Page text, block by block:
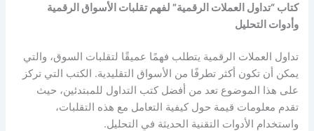
كتاب “تداول العملات الرقمية” لفهم تقلبات الأسواق الرقمية
وأدوات التحليل
تداول العملات الرقمية يتطلب فهمًا عميقًا لتقلبات السوق، والتي
يمكن أن تكون أكثر تطرفًا من الأسواق التقليدية. الكتب التي تركز
على هذا الموضوع تعد من أفضل كتب التداول للمبتدئين، حيث
تقدم معلومات قيمة حول كيفية التعامل مع هذه التقلبات،
واستخدام الأدوات التقنية الحديثة في التحليل.